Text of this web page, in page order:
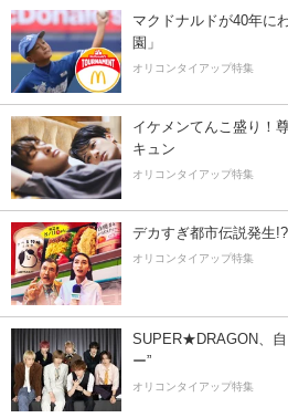
マクドナルドが40年に
園」
オリコンタイアップ特集
イケメンてんこ盛り！
キュン
オリコンタイアップ特集
デカすぎ都市伝説発生
オリコンタイアップ特集
SUPER★DRAGON、自
ー”
オリコンタイアップ特集